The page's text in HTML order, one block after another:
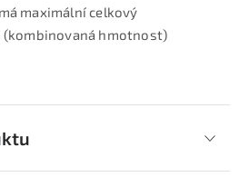
maximální celkový
hmotnost)